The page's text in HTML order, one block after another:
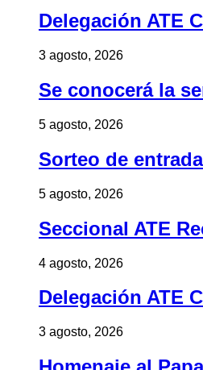
Delegación ATE
3 agosto, 2026
Se conocerá la
5 agosto, 2026
Sorteo de
5 agosto, 2026
Seccional ATE
4 agosto, 2026
Delegación ATE
3 agosto, 2026